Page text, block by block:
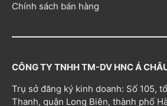
Chính sách bán hàng
CÔNG TY TNHH TM-DV HNC Á
Trụ sở đăng ký kinh doanh: Số 105,
Thanh, quận Long Biên, thành phố